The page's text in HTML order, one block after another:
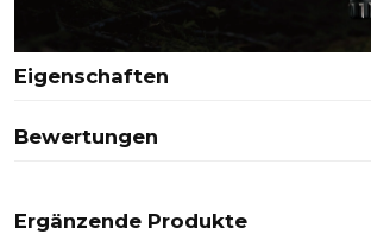
Eigenschaften
Bewertungen
Ergänzende Produkte